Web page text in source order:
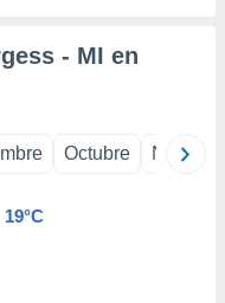
- MI en
Octubre
19°C